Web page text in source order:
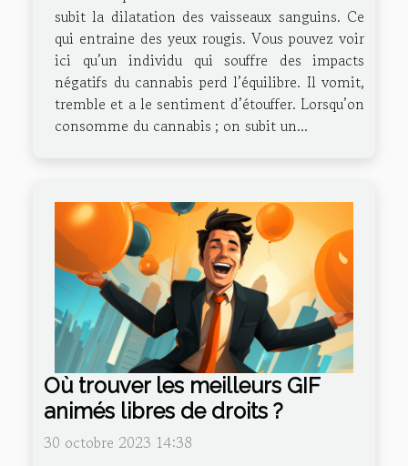
subit la dilatation des vaisseaux sanguins. Ce
qui entraine des yeux rougis. Vous pouvez voir
ici qu’un individu qui souffre des impacts
négatifs du cannabis perd l’équilibre. Il vomit,
tremble et a le sentiment d’étouffer. Lorsqu’on
consomme du cannabis ; on subit un...
Où trouver les meilleurs GIF
animés libres de droits ?
30 octobre 2023 14:38